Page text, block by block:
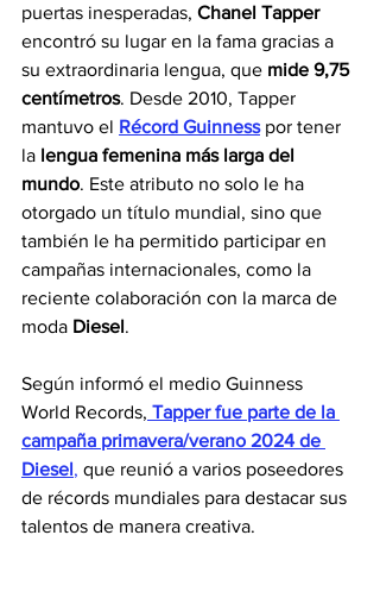
puertas inesperadas, Chanel Tapper
encontró su lugar en la fama gracias a
su extraordinaria lengua, que mide 9,75
centímetros. Desde 2010, Tapper
mantuvo el Récord Guinness por tener
la lengua femenina más larga del
mundo. Este atributo no solo le ha
otorgado un título mundial, sino que
también le ha permitido participar en
campañas internacionales, como la
reciente colaboración con la marca de
moda Diesel.
Según informó el medio Guinness
World Records, Tapper fue parte de la
campaña primavera/verano 2024 de
Diesel, que reunió a varios poseedores
de récords mundiales para destacar sus
talentos de manera creativa.